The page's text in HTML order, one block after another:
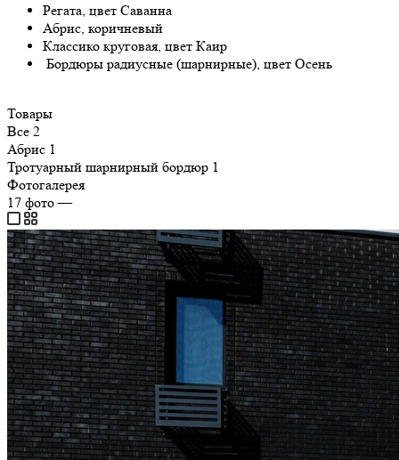
Регата, цвет Саванна
Абрис, коричневый
Классико круговая, цвет Каир
Бордюры радиусные (шарнирные), цвет Осень
Товары
Все 2
Абрис 1
Тротуарный шарнирный бордюр 1
Фотогалерея
17 фото—